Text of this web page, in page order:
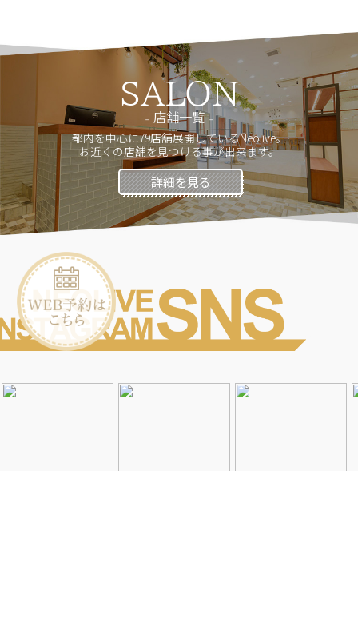
SALON
店舗一覧
都内を中心に79店舗展開しているNeolive。
お近くの店舗を見つける事が出来ます。
詳細を見る